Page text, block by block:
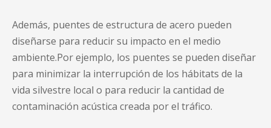
Además, puentes de estructura de acero pueden
diseñarse para reducir su impacto en el medio
ambiente.Por ejemplo, los puentes se pueden diseñar
para minimizar la interrupción de los hábitats de la
vida silvestre local o para reducir la cantidad de
contaminación acústica creada por el tráfico.